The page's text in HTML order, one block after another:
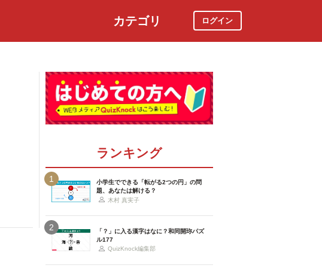
カテゴリ ログイン
ランキング
1
小学生でできる「転がる2つの円」の問
題、あなたは解ける？
木村 真実子
2
「？」に入る漢字はなに？和同開珎パズ
ル177
QuizKnock編集部